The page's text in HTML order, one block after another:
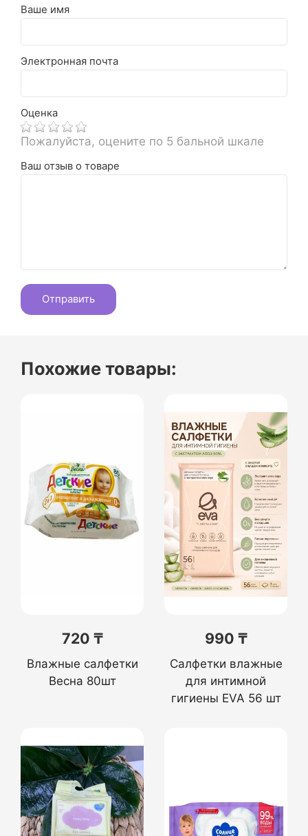
Ваше имя
Электронная почта
Оценка
Пожалуйста, оцените по 5 бальной шкале
Ваш отзыв о товаре
Похожие товары:
720 ₸
Влажные салфетки
Весна 80шт
990 ₸
Салфетки влажные
для интимной
гигиены EVA 56 шт